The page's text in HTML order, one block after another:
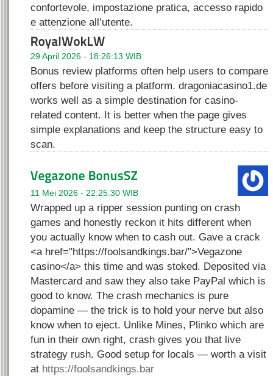
confortevole, impostazione pratica, accesso rapido
e attenzione all’utente.
29 April 2026 - 18:26:13 WIB
Bonus review platforms often help users to compare
offers before visiting a platform. dragoniacasino1.de
works well as a simple destination for casino-
related content. It is better when the page gives
simple explanations and keep the structure easy to
scan.
11 Mei 2026 - 22:25:30 WIB
Wrapped up a ripper session punting on crash
games and honestly reckon it hits different when
you actually know when to cash out. Gave a crack
<a href="https://foolsandkings.bar/">Vegazone
casino</a> this time and was stoked. Deposited via
Mastercard and saw they also take PayPal which is
good to know. The crash mechanics is pure
dopamine — the trick is to hold your nerve but also
know when to eject. Unlike Mines, Plinko which are
fun in their own right, crash gives you that live
strategy rush. Good setup for locals — worth a visit
at https://foolsandkings.bar